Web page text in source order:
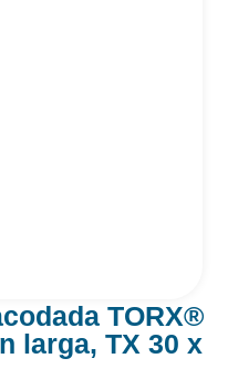
TORX®
larga, TX 30 x